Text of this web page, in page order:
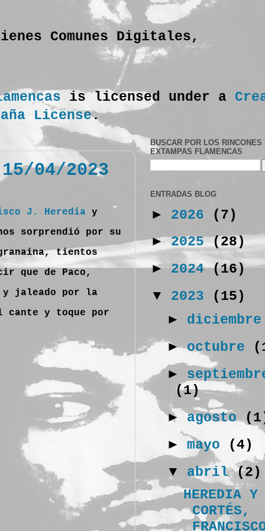
Comunes Digitales,
is licensed under a
License.
15/04/2023
J. Heredia y
sorprendió por su
tientos
que de Paco,
y jaleado por la
cante y toque por
BUSCAR POR LOS RINCONES
EXTAMPAS FLAMENCAS
ENTRADAS BLOG
► 2026 (7)
►2025(28)
► 2024(16)
▼ 2023 (15)
►
►octubre
►
(1)
►agosto
► mayo (4)
▼ abril(2)
HEREDIA Y
CORTÉS,